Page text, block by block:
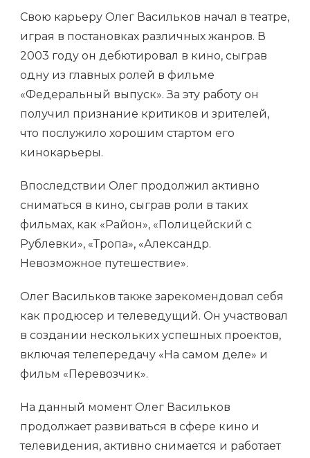
Свою карьеру Олег Васильков начал в театре,
играя в постановках различных жанров. В
2003 году он дебютировал в кино, сыграв
одну из главных ролей в фильме
«Федеральный выпуск». За эту работу он
получил признание критиков и зрителей,
что послужило хорошим стартом его
кинокарьеры.
Впоследствии Олег продолжил активно
сниматься в кино, сыграв роли в таких
фильмах, как «Район», «Полицейский с
Рублевки», «Тропа», «Александр.
Невозможное путешествие».
Олег Васильков также зарекомендовал себя
как продюсер и телеведущий. Он участвовал
в создании нескольких успешных проектов,
включая телепередачу «На самом деле» и
фильм «Перевозчик».
На данный момент Олег Васильков
продолжает развиваться в сфере кино и
телевидения, активно снимается и работает